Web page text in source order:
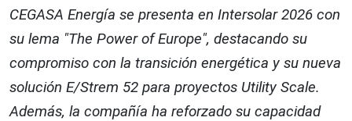
CEGASA Energía se presenta en Intersolar 2026 con
su lema "The Power of Europe", destacando su
compromiso con la transición energética y su nueva
solución E/Strem 52 para proyectos Utility Scale.
Además, la compañía ha reforzado su capacidad